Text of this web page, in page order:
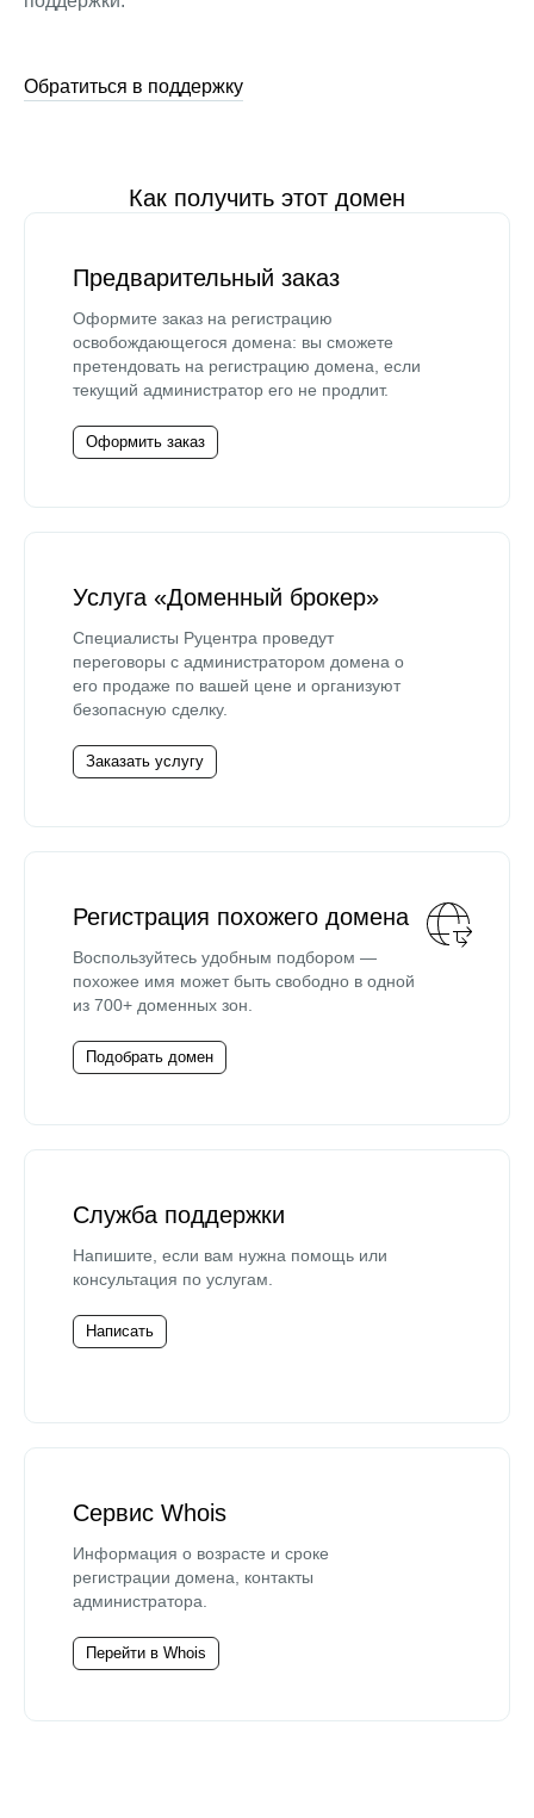
Обратиться в поддержку
Как получить этот домен
Предварительный заказ
Оформите заказ на регистрацию
освобождающегося домена: вы сможете
претендовать на регистрацию домена, если
текущий администратор его не продлит.
Оформить заказ
Услуга «Доменный брокер»
Специалисты Руцентра проведут
переговоры с администратором домена о
его продаже по вашей цене и организуют
безопасную сделку.
Заказать услугу
Регистрация похожего домена
Воспользуйтесь удобным подбором —
похожее имя может быть свободно в одной
из 700+ доменных зон.
Подобрать домен
Служба поддержки
Напишите, если вам нужна помощь или
консультация по услугам.
Написать
Сервис Whois
Информация о возрасте и сроке
регистрации домена, контакты
администратора.
Перейти в Whois